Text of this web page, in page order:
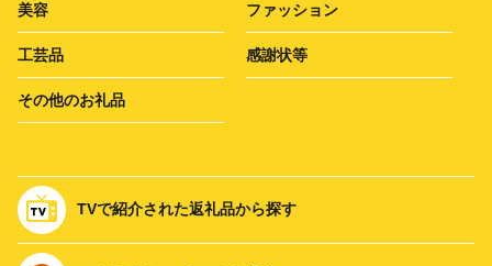
美容 ファッション
工芸品 感謝状等
その他のお礼品
TVで紹介された返礼品から探す